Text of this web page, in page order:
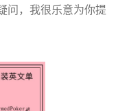
问，我很乐意为你提